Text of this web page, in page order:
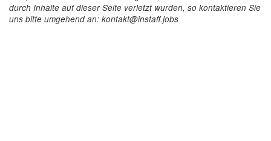
durch Inhalte auf dieser Seite verletzt wurden, so kontaktieren Sie
uns bitte umgehend an: kontakt@instaff.jobs